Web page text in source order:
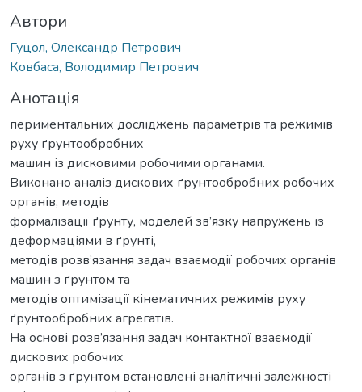
Автори
Гуцол, Олександр Петрович
Ковбаса, Володимир Петрович
Анотація
периментальних досліджень параметрів та режимів
руху ґрунтообробних
машин із дисковими робочими органами.
Виконано аналіз дискових ґрунтообробних робочих
органів, методів
формалізації ґрунту, моделей зв’язку напружень із
деформаціями в ґрунті,
методів розв’язання задач взаємодії робочих органів
машин з ґрунтом та
методів оптимізації кінематичних режимів руху
ґрунтообробних агрегатів.
На основі розв’язання задач контактної взаємодії
дискових робочих
органів з ґрунтом встановлені аналітичні залежності